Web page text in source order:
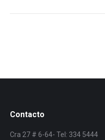
Contacto
Cra 27 # 6-64- Tel: 334 5444